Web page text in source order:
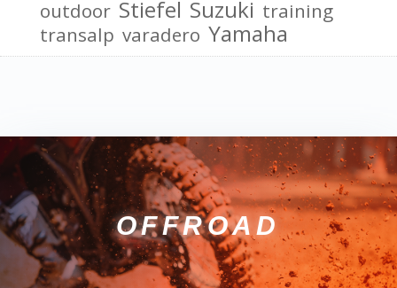
outdoor Stiefel Suzuki training
transalp varadero Yamaha
OFFROAD